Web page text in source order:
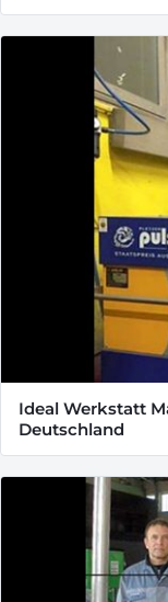
Ideal Werkstatt
Deutschland